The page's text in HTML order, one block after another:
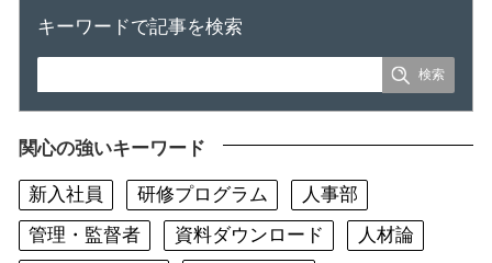
キーワードで記事を検索
関心の強いキーワード
新入社員 研修プログラム
人事部
管理・監督者
資料ダウンロード 人材論